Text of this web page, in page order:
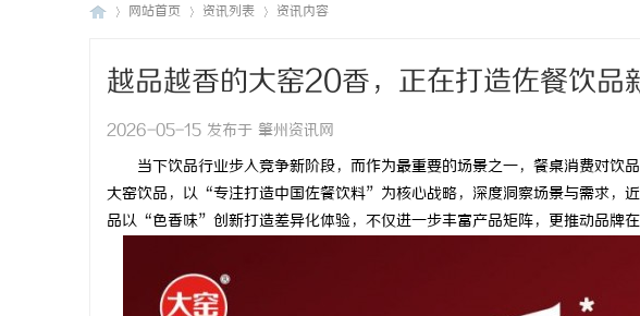
网站首页 资讯列表 资讯内容
越品越香的大窑20香，正在打造佐餐饮品
2026-05-15 发布于 肇州资讯网
当下饮品行业步入竞争新阶段，而作为最重要的场景之一，餐桌消费对饮
大窑饮品，以“专注打造中国佐餐饮料”为核心战略，深度洞察场景与需求
品以“色香味”创新打造差异化体验，不仅进一步丰富产品矩阵，更推动品牌